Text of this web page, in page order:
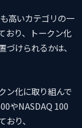
高いカテゴリの一
おり、トークン化
けられるかは、
ン化に取り組んで
やNASDAQ 100
り、